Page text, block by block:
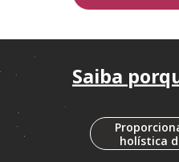
holística
Saiba